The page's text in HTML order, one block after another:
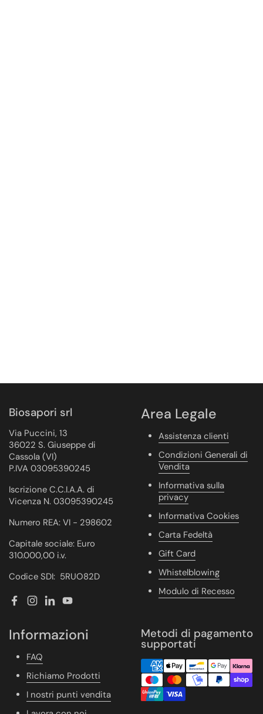
Biosapori srl
Via Puccini, 13
36022 S. Giuseppe di
Cassola (VI)
P.IVA 03095390245
Iscrizione C.C.I.A.A. di
Vicenza N. 03095390245
Numero REA: VI - 298602
Capitale sociale: Euro
310.000,00 i.v.
Codice SDI: 5RUO82D
Facebook
Instagram
LinkedInYouTube
Area Legale
Assistenza clienti
Condizioni Generali di
Vendita
Informativa sulla
privacy
Informativa Cookies
Carta Fedeltà
Gift Card
Whistelblowing
Modulo di Recesso
Informazioni
FAQ
Richiamo Prodotti
I nostri punti vendita
Metodi di pagamento
supportati